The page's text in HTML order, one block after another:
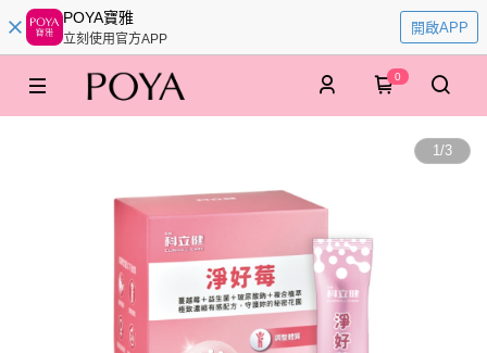
POYA寶雅
立刻使用官方APP
開啟APP
0
1/3